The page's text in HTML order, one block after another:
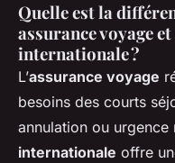
Quelle est la
assurance voyage
internationale ?
L’assurance voyage
besoins des courts
annulation ou urgence
internationale offre